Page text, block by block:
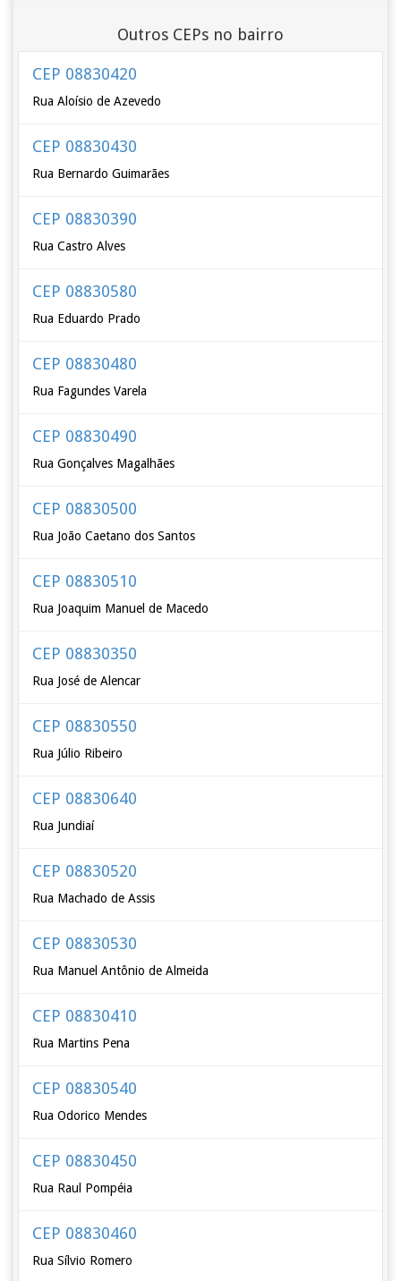
Outros CEPs no bairro
CEP 08830420
Rua Aloísio de Azevedo
CEP 08830430
Rua Bernardo Guimarães
CEP 08830390
Rua Castro Alves
CEP 08830580
Rua Eduardo Prado
CEP 08830480
Rua Fagundes Varela
CEP 08830490
Rua Gonçalves Magalhães
CEP 08830500
Rua João Caetano dos Santos
CEP 08830510
Rua Joaquim Manuel de Macedo
CEP 08830350
Rua José de Alencar
CEP 08830550
Rua Júlio Ribeiro
CEP 08830640
Rua Jundiaí
CEP 08830520
Rua Machado de Assis
CEP 08830530
Rua Manuel Antônio de Almeida
CEP 08830410
Rua Martins Pena
CEP 08830540
Rua Odorico Mendes
CEP 08830450
Rua Raul Pompéia
CEP 08830460
Rua Sílvio Romero